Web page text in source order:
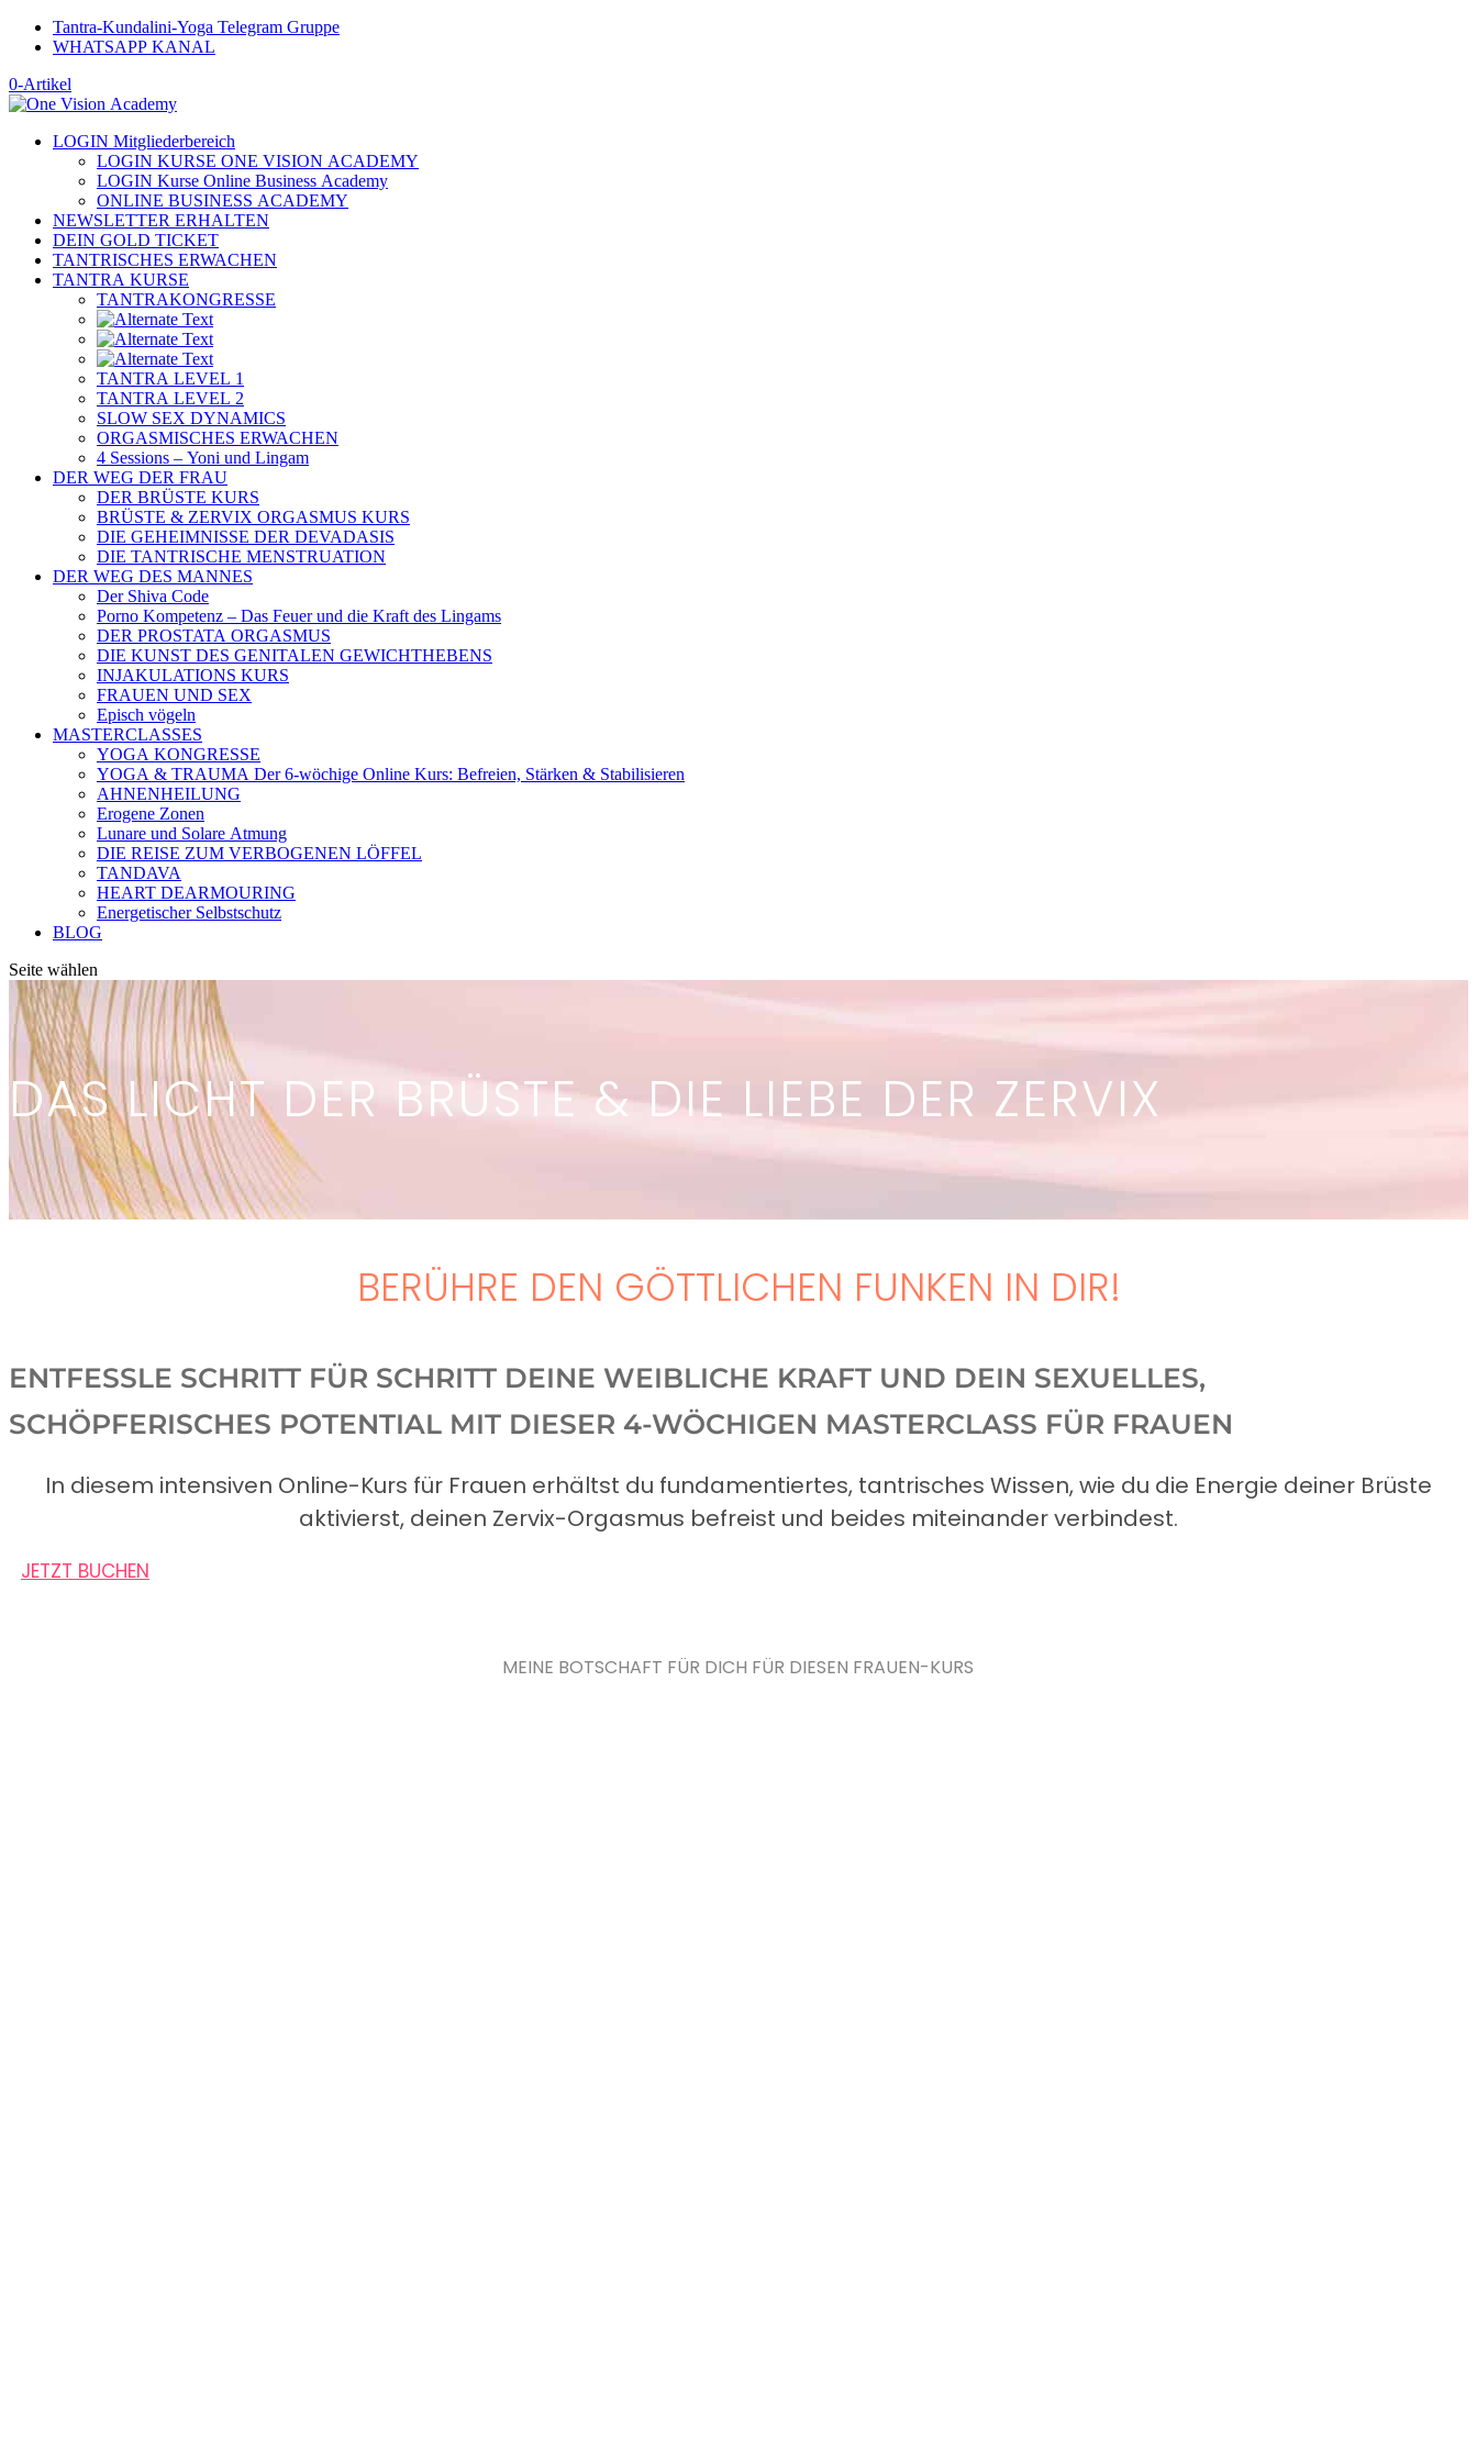
Tantra-Kundalini-Yoga Telegram Gruppe
WHATSAPP KANAL
0-Artikel
LOGIN Mitgliederbereich
LOGIN KURSE ONE VISION ACADEMY
LOGIN Kurse Online Business Academy
ONLINE BUSINESS ACADEMY
NEWSLETTER ERHALTEN
DEIN GOLD TICKET
TANTRISCHES ERWACHEN
TANTRA KURSE
TANTRAKONGRESSE
TANTRA LEVEL 1
TANTRA LEVEL 2
SLOW SEX DYNAMICS
ORGASMISCHES ERWACHEN
4 Sessions – Yoni und Lingam
DER WEG DER FRAU
DER BRÜSTE KURS
BRÜSTE & ZERVIX ORGASMUS KURS
DIE GEHEIMNISSE DER DEVADASIS
DIE TANTRISCHE MENSTRUATION
DER WEG DES MANNES
Der Shiva Code
Porno Kompetenz – Das Feuer und die Kraft des Lingams
DER PROSTATA ORGASMUS
DIE KUNST DES GENITALEN GEWICHTHEBENS
INJAKULATIONS KURS
FRAUEN UND SEX
Episch vögeln
MASTERCLASSES
YOGA KONGRESSE
YOGA & TRAUMA Der 6‑wöchige Online Kurs: Befreien, Stärken & Stabilisieren
AHNENHEILUNG
Erogene Zonen
Lunare und Solare Atmung
DIE REISE ZUM VERBOGENEN LÖFFEL
TANDAVA
HEART DEARMOURING
Energetischer Selbstschutz
BLOG
Seite wählen
DAS LICHT DER BRÜSTE & DIE LIEBE DER ZERVIX
BERÜHRE DEN GÖTTLICHEN FUNKEN IN DIR!
ENTFESSLE SCHRITT FÜR SCHRITT DEINE WEIBLICHE KRAFT UND DEIN SEXUELLES,
SCHÖPFERISCHES POTENTIAL MIT DIESER 4-WÖCHIGEN MASTERCLASS FÜR FRAUEN
In diesem intensiven Online-Kurs für Frauen erhältst du fundamentiertes, tantrisches Wissen, wie du die Energie deiner Brüste
aktivierst, deinen Zervix-Orgasmus befreist und beides miteinander verbindest.
JETZT BUCHEN
MEINE BOTSCHAFT FÜR DICH FÜR DIESEN FRAUEN-KURS